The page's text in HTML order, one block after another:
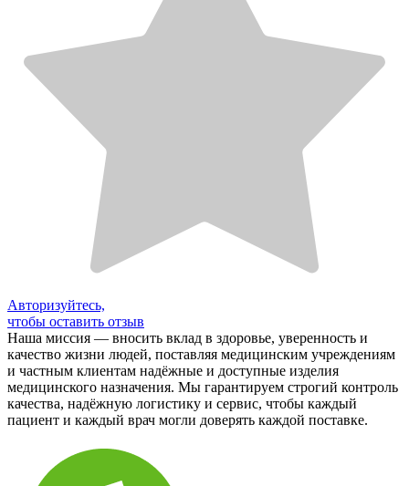
Авторизуйтесь,
чтобы оставить отзыв
Наша миссия — вносить вклад в здоровье, уверенность и
качество жизни людей, поставляя медицинским учреждениям
и частным клиентам надёжные и доступные изделия
медицинского назначения. Мы гарантируем строгий контроль
качества, надёжную логистику и сервис, чтобы каждый
пациент и каждый врач могли доверять каждой поставке.